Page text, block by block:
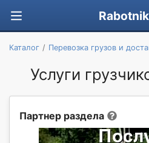
Каталог Перевозка грузов и
Услуги
Партнер раздела